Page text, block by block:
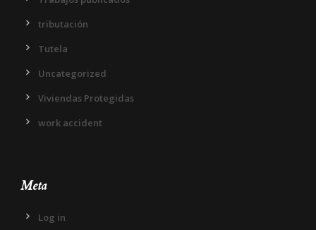
tributación
Tutela
Uncategorized
Viviendas Protegidas
work accident
Meta
Log in